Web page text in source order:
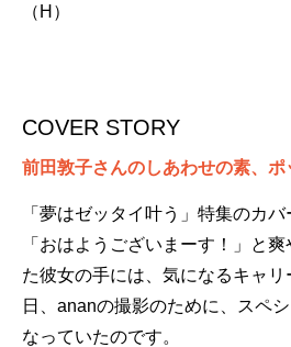
（H）
COVER STORY
前田敦子さんのしあわせの素、ポ
「夢はゼッタイ叶う」特集のカバ
「おはようございまーす！」と
た彼女の手には、気になるキャ
日、ananの撮影のために、スペ
なっていたのです。